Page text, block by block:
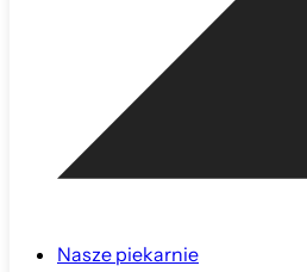
Nasze piekarnie